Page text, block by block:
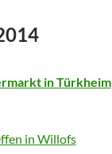
in Türkheim
in Willofs